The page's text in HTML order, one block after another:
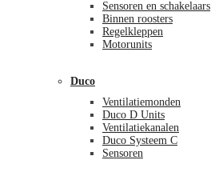
Sensoren en schakelaars
Binnen roosters
Regelkleppen
Motorunits
Duco
Ventilatiemonden
Duco D Units
Ventilatiekanalen
Duco Systeem C
Sensoren